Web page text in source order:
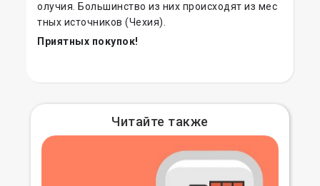
олучия. Большинство из них происходят из мес
тных источников (Чехия).
Приятных покупок!
Читайте также